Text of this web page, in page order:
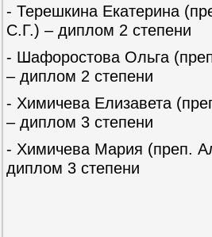
- Терешкина Екатерина
С.Г.) – диплом 2 степени
- Шафоростова Ольга
– диплом 2 степени
- Химичева Елизавета
– диплом 3 степени
- Химичева Мария (преп.
диплом 3 степени
8- 10